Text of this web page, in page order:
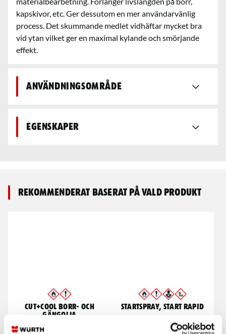
kapskivor, etc. Ger dessutom en mer användarvänlig
process. Det skummande medlet vidhäftar mycket bra
vid ytan vilket ger en maximal kylande och smörjande
effekt.
Användningsområde
Egenskaper
Rekommenderat baserat på vald produkt
Cut+Cool Borr- och
gängolja
Förlänger livslängden på verktyg
Startspray, Start Rapid
För eliminering av startsvårigheter.
Till både diesel- och bensinmotorer.